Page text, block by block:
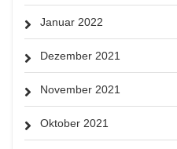
Januar 2022
Dezember 2021
November 2021
Oktober 2021